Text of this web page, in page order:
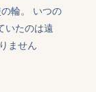
の輪。 いつの
いたのは遠
ません